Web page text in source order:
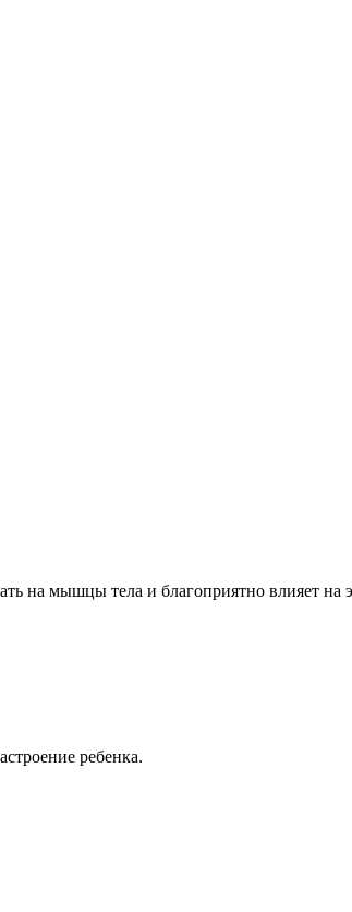
на мышцы тела и благоприятно влияет на
ребенка.